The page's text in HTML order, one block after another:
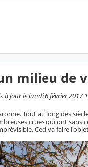
milieu de
à jour le lundi 6 février 2017
Tout au long des
crues qui ont
Ceci va faire